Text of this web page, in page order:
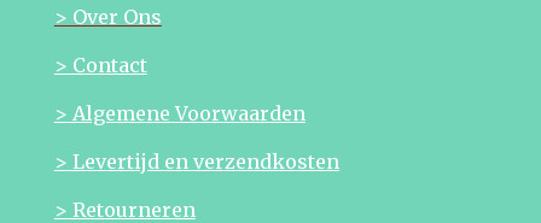
> Over Ons
> Contact
> Algemene Voorwaarden
> Levertijd en verzendkosten
> Retourneren